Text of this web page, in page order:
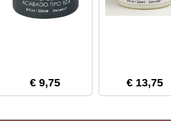
€ 9,75 € 13,75